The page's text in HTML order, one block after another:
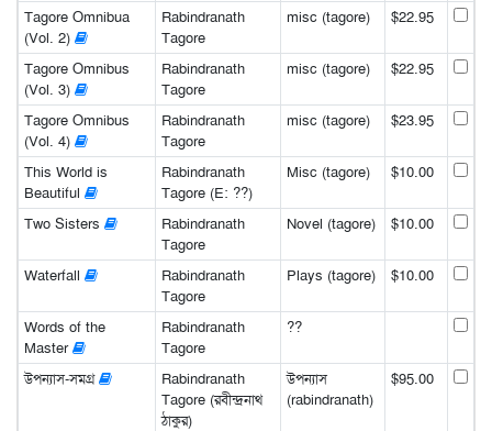
Tagore Omnibua
(Vol. 2)
Rabindranath
Tagore
misc (tagore) $22.95
Tagore Omnibus
(Vol. 3)
Rabindranath
Tagore
misc (tagore) $22.95
Tagore Omnibus
(Vol. 4)
Rabindranath
Tagore
misc (tagore) $23.95
This World is
Beautiful
Rabindranath
Tagore (E: ??)
Misc (tagore) $10.00
Two Sisters
Rabindranath
Tagore
Novel (tagore) $10.00
Waterfall
Rabindranath
Tagore
Plays (tagore) $10.00
Words of the
Master
Rabindranath
Tagore
??
উপন্যাস-সমগ্র
Rabindranath
Tagore (রবীন্দ্রনাথ
ঠাকুর)
উপন্যাস
(rabindranath)
$95.00